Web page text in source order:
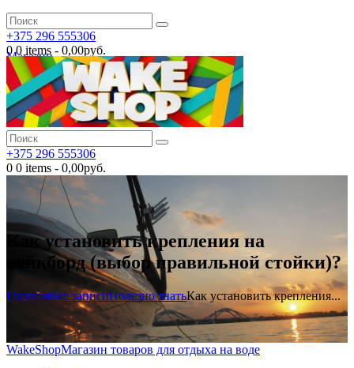
+375 296 555306
0 0 items - 0,00руб.
Магазин
+375 296 555306
0 0 items - 0,00руб.
Как установить крепления на
вейкборд (выбор правильной стойки)?
ГлавнаяВсе записиПолезно знатьКак установить крепления...
WakeShopМагазин товаров для отдыха на воде